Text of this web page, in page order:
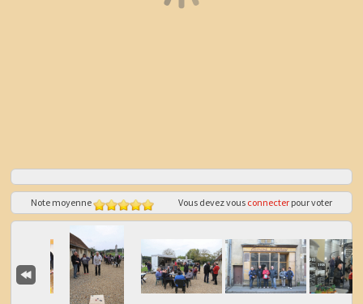
Note moyenne Vous devez vous connecterpour voter